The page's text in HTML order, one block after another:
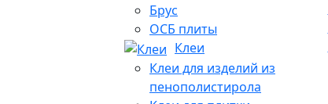
Брус
ОСБ плиты
Клеи
Клеи для изделий из
пенополистирола